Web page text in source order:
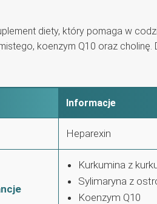
diety, który pomaga w
koenzym Q10 oraz
Informacje
Heparexin
Kurkumina z
Sylimaryna z
Koenzym Q10